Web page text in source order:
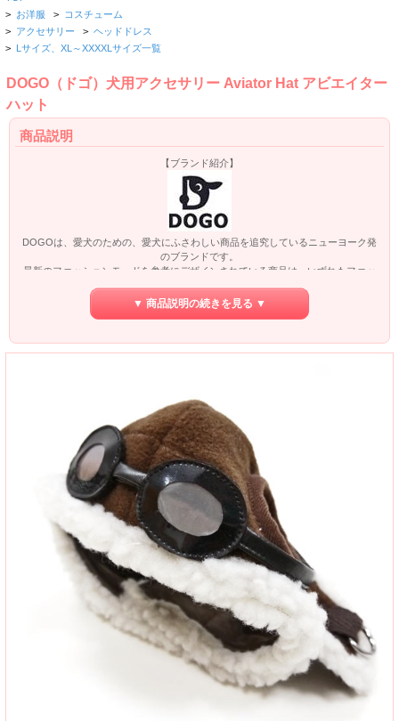
> お洋服 > コスチューム
> アクセサリー > ヘッドドレス
> Lサイズ、XL～XXXXLサイズ一覧
DOGO（ドゴ）犬用アクセサリー Aviator Hat アビエイター
ハット
商品説明
【ブランド紹介】
DOGOは、愛犬のための、愛犬にふさわしい商品を追究しているニューヨーク発
のブランドです。
最新のファッションモードを参考にデザインされている商品は、いずれもファッ
加えて、高品質の素材を用いた商品をリーズナブルな価格でご提供しております
Abby&AdelaにおけるDOGOの商品は全てDOGOより正規に直輸入してご提供して
おりますので、ご安心ください。
▼ 商品説明の続きを見る ▼